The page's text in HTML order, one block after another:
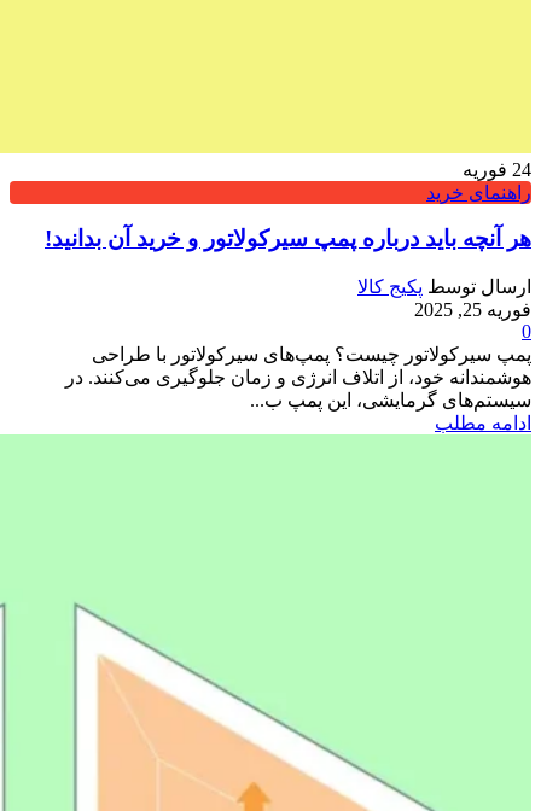
24 فوریه
راهنمای خرید
هر آنچه باید درباره پمپ سیرکولاتور و خرید آن بدانید!
ارسال توسط پکیج کالا
فوریه 25, 2025
0
پمپ سیرکولاتور چیست؟ پمپ‌های سیرکولاتور با طراحی
هوشمندانه خود، از اتلاف انرژی و زمان جلوگیری می‌کنند. در
سیستم‌های گرمایشی، این پمپ ب...
ادامه مطلب